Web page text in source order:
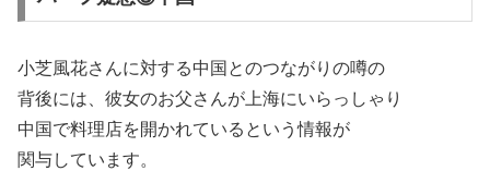
小芝風花さんに対する中国とのつながりの噂の
背後には、彼女のお父さんが上海にいらっしゃり
中国で料理店を開かれているという情報が
関与しています。